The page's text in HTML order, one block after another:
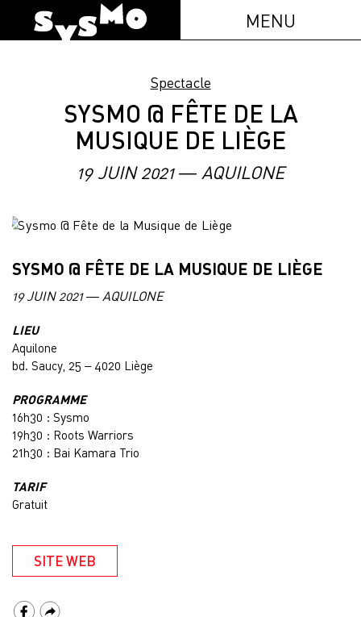
MENU
Spectacle
SYSMO @ FÊTE DE LA
MUSIQUE DE LIÈGE
19 JUIN 2021 — AQUILONE
SYSMO @ FÊTE DE LA MUSIQUE DE LIÈGE
19 JUIN 2021 — AQUILONE
LIEU
Aquilone
bd. Saucy, 25 – 4020 Liège
PROGRAMME
16h30 : Sysmo
19h30 : Roots Warriors
21h30 : Bai Kamara Trio
TARIF
Gratuit
SITE WEB